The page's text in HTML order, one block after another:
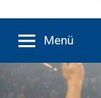
Menü